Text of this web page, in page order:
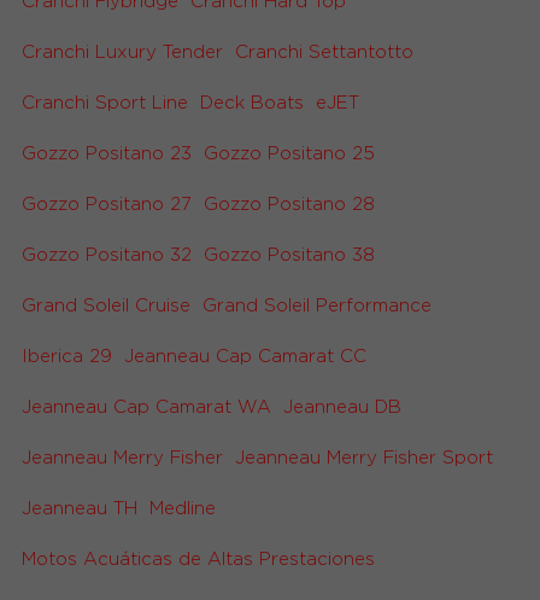
Cranchi Luxury Tender Cranchi Settantotto
Cranchi Sport Line Deck Boats eJET
Gozzo Positano 23 Gozzo Positano 25
Gozzo Positano 27 Gozzo Positano 28
Gozzo Positano 32 Gozzo Positano 38
Grand Soleil Cruise Grand Soleil Performance
Iberica 29 Jeanneau Cap Camarat CC
Jeanneau Cap Camarat WA Jeanneau DB
Jeanneau Merry Fisher Jeanneau Merry Fisher Sport
Jeanneau TH Medline
Motos Acuáticas de Altas Prestaciones